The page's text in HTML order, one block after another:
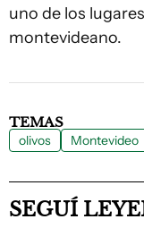
uno de los
montevideano.
TEMAS
olivos Montevideo
SEGUÍ